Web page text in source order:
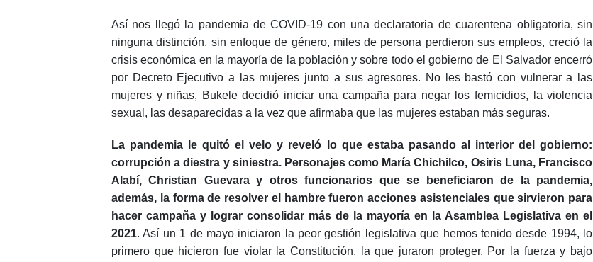
Así nos llegó la pandemia de COVID-19 con una declaratoria de cuarentena obligatoria, sin
ninguna distinción, sin enfoque de género, miles de persona perdieron sus empleos, creció la
crisis económica en la mayoría de la población y sobre todo el gobierno de El Salvador encerró
por Decreto Ejecutivo a las mujeres junto a sus agresores. No les bastó con vulnerar a las
mujeres y niñas, Bukele decidió iniciar una campaña para negar los femicidios, la violencia
sexual, las desaparecidas a la vez que afirmaba que las mujeres estaban más seguras.
La pandemia le quitó el velo y reveló lo que estaba pasando al interior del gobierno:
corrupción a diestra y siniestra. Personajes como María Chichilco, Osiris Luna, Francisco
Alabí, Christian Guevara y otros funcionarios que se beneficiaron de la pandemia,
además, la forma de resolver el hambre fueron acciones asistenciales que sirvieron para
hacer campaña y lograr consolidar más de la mayoría en la Asamblea Legislativa en el
2021. Así un 1 de mayo iniciaron la peor gestión legislativa que hemos tenido desde 1994, lo
primero que hicieron fue violar la Constitución, la que juraron proteger. Por la fuerza y bajo